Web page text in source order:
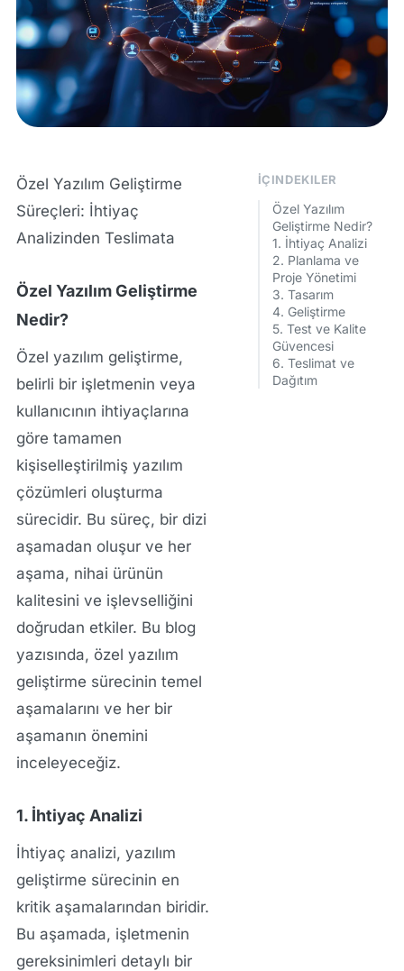
İÇINDEKILER
Özel Yazılım
Geliştirme Nedir?
1. İhtiyaç Analizi
2. Planlama ve
Proje Yönetimi
3. Tasarım
4. Geliştirme
5. Test ve Kalite
Güvencesi
6. Teslimat ve
Dağıtım
Özel Yazılım Geliştirme
Süreçleri: İhtiyaç
Analizinden Teslimata
Özel Yazılım Geliştirme
Nedir?
Özel yazılım geliştirme,
belirli bir işletmenin veya
kullanıcının ihtiyaçlarına
göre tamamen
kişiselleştirilmiş yazılım
çözümleri oluşturma
sürecidir. Bu süreç, bir dizi
aşamadan oluşur ve her
aşama, nihai ürünün
kalitesini ve işlevselliğini
doğrudan etkiler. Bu blog
yazısında, özel yazılım
geliştirme sürecinin temel
aşamalarını ve her bir
aşamanın önemini
inceleyeceğiz.
1. İhtiyaç Analizi
İhtiyaç analizi, yazılım
geliştirme sürecinin en
kritik aşamalarından biridir.
Bu aşamada, işletmenin
gereksinimleri detaylı bir